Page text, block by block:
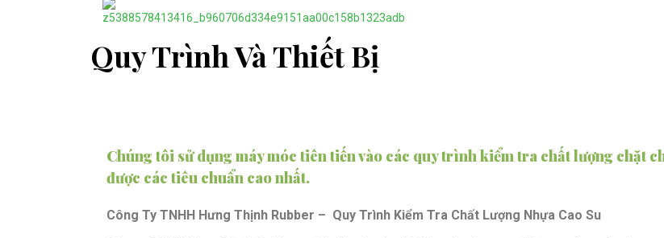
Quy Trình Và Thiết Bị
Chúng tôi sử dụng máy móc tiên tiến vào các quy trình kiểm tra chất lượng chặt
được các tiêu chuẩn cao nhất.
Công Ty TNHH Hưng Thịnh Rubber – Quy Trình Kiểm Tra Chất Lượng Nhựa Cao Su